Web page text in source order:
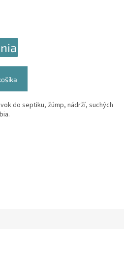
do septiku, žúmp, nádrží, suchých